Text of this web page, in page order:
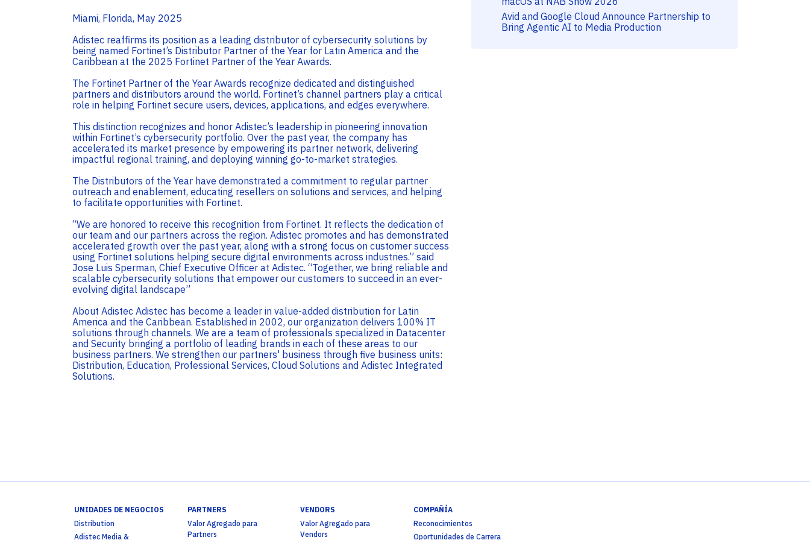
Miami, Florida, May 2025
Adistec reaffirms its position as a leading distributor of cybersecurity solutions by
being named Fortinet’s Distributor Partner of the Year for Latin America and the
Caribbean at the 2025 Fortinet Partner of the Year Awards.
The Fortinet Partner of the Year Awards recognize dedicated and distinguished
partners and distributors around the world. Fortinet’s channel partners play a critical
role in helping Fortinet secure users, devices, applications, and edges everywhere.
This distinction recognizes and honor Adistec’s leadership in pioneering innovation
within Fortinet’s cybersecurity portfolio. Over the past year, the company has
accelerated its market presence by empowering its partner network, delivering
impactful regional training, and deploying winning go-to-market strategies.
The Distributors of the Year have demonstrated a commitment to regular partner
outreach and enablement, educating resellers on solutions and services, and helping
to facilitate opportunities with Fortinet.
“We are honored to receive this recognition from Fortinet. It reflects the dedication of
our team and our partners across the region. Adistec promotes and has demonstrated
accelerated growth over the past year, along with a strong focus on customer success
using Fortinet solutions helping secure digital environments across industries.” said
Jose Luis Sperman, Chief Executive Officer at Adistec. “Together, we bring reliable and
scalable cybersecurity solutions that empower our customers to succeed in an ever-
evolving digital landscape”
About Adistec Adistec has become a leader in value-added distribution for Latin
America and the Caribbean. Established in 2002, our organization delivers 100% IT
solutions through channels. We are a team of professionals specialized in Datacenter
and Security bringing a portfolio of leading brands in each of these areas to our
business partners. We strengthen our partners' business through five business units:
Distribution, Education, Professional Services, Cloud Solutions and Adistec Integrated
Solutions.
Avid and Google Cloud Announce Partnership to
Bring Agentic AI to Media Production
UNIDADES DE NEGOCIOS
Distribution
Adistec Media &
PARTNERS
Valor Agregado para
Partners
VENDORS
Valor Agregado para
Vendors
COMPAÑÍA
Reconocimientos
Oportunidades de Carrera